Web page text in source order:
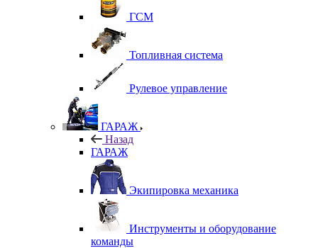
ГСМ
Топливная система
Рулевое управление
ГАРАЖ
Назад
ГАРАЖ
Экипировка механика
Инструменты и оборудование
команды